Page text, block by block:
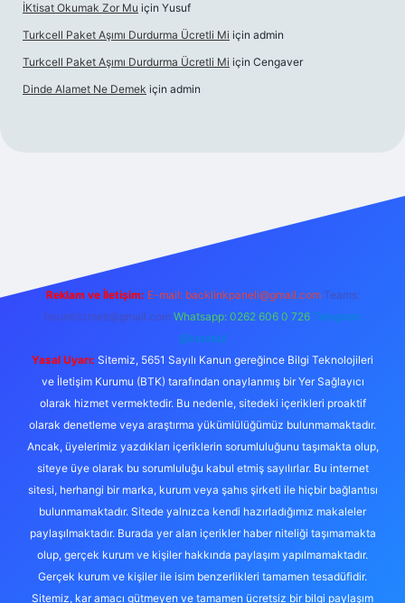
İKtisat Okumak Zor Mu için Yusuf
Turkcell Paket Aşımı Durdurma Ücretli Mi için admin
Turkcell Paket Aşımı Durdurma Ücretli Mi için Cengaver
Dinde Alamet Ne Demek için admin
Reklam ve İletişim: E-mail: backlinkpaneli@gmail.com Teams:
forumhizmeti@gmail.com Whatsapp: 0262 606 0 726 Telegram:
@karabul
Yasal Uyarı: Sitemiz, 5651 Sayılı Kanun gereğince Bilgi Teknolojileri
ve İletişim Kurumu (BTK) tarafından onaylanmış bir Yer Sağlayıcı
olarak hizmet vermektedir. Bu nedenle, sitedeki içerikleri proaktif
olarak denetleme veya araştırma yükümlülüğümüz bulunmamaktadır.
Ancak, üyelerimiz yazdıkları içeriklerin sorumluluğunu taşımakta olup,
siteye üye olarak bu sorumluluğu kabul etmiş sayılırlar. Bu internet
sitesi, herhangi bir marka, kurum veya şahıs şirketi ile hiçbir bağlantısı
bulunmamaktadır. Sitede yalnızca kendi hazırladığımız makaleler
paylaşılmaktadır. Burada yer alan içerikler haber niteliği taşımamakta
olup, gerçek kurum ve kişiler hakkında paylaşım yapılmamaktadır.
Gerçek kurum ve kişiler ile isim benzerlikleri tamamen tesadüfidir.
Sitemiz, kar amacı gütmeyen ve tamamen ücretsiz bir bilgi paylaşım